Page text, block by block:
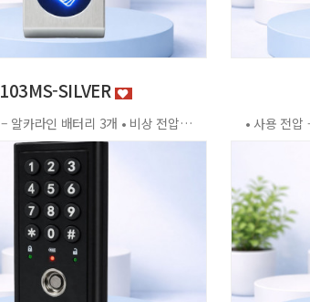
103MS-SILVER
• 사용 전압 – 알카라인 배터리 3개 • 비상 전압 - DC3.2V±0.2V • 전력 소비량 – 정전류 : ≤30μA 동작전류 : ≤150 MA • 사용 환경 – 온도 : 0℃ ~ +70℃ 습도 : RH 20% ~ RH95%RH 사용방법 < 잠금방법 > - 비밀번호 4자리 숫자를 입력하면 문이 자동으로 잠깁니다. < 찾는방법> - 입력했던 비밀번호 4자리 숫자를 누르면 자동으로 문이 열립니다. - 비밀번호를 잊었을 경우 마스터키 사용 가능 특징 - 마스터키 10개까지 등록가능 - 버튼 백라이트 - 배터리 방전 시 외부전원 공급기 사용가능 - 자동/수동 잠금 설정 가능 - 마스터 비밀번호 설정 가능 - 무음모드 가능 - 13.56MHZ [이 게시물은 관리자님에 의해 2026-06-18 11:43:04 제품소개에서 복사 됨]